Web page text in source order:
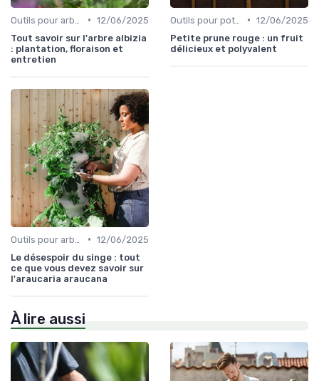
• 12/06/2025
Tout savoir sur l'arbre albizia
: plantation, floraison et
entretien
• 12/06/2025
Petite prune rouge : un fruit
délicieux et polyvalent
• 12/06/2025
Le désespoir du singe : tout
ce que vous devez savoir sur
l'araucaria araucana
À lire aussi